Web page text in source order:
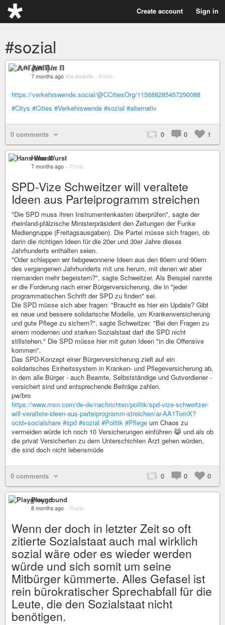
Create account Sign in
#sozial
⨇⋒ℾ╬ⅈℼ ℿ
7 months ago Via mobile – Public
https://verkehrswende.social/@CCitiesOrg/115888285457290088
#Citys #Cities #Verkehrswende #sozial #alternativ
0 comments 0 0 1
Hans Wurst
7 months ago – Public
SPD-Vize Schweitzer will veraltete
Ideen aus Parteiprogramm streichen
"Die SPD muss ihren Instrumentenkasten überprüfen", sagte der
rheinland-pfälzische Ministerpräsident den Zeitungen der Funke
Mediengruppe (Freitagsausgaben). Die Partei müsse sich fragen, ob
darin die richtigen Ideen für die 20er und 30er Jahre dieses
Jahrhunderts enthalten seien.
"Oder schleppen wir liebgewonnene Ideen aus den 80ern und 90ern
des vergangenen Jahrhunderts mit uns herum, mit denen wir aber
niemanden mehr begeistern?", sagte Schweitzer. Als Beispiel nannte
er die Forderung nach einer Bürgerversicherung, die in "jeder
programmatischen Schrift der SPD zu finden" sei.
Die SPD müsse sich aber fragen: "Braucht es hier ein Update? Gibt
es neue und bessere solidarische Modelle, um Krankenversicherung
und gute Pflege zu sichern?", sagte Schweitzer. "Bei den Fragen zu
einem modernen und starken Sozialstaat darf die SPD nicht
stillstehen." Die SPD müsse hier mit guten Ideen "in die Offensive
kommen".
Das SPD-Konzept einer Bürgerversicherung zielt auf ein
solidarisches Einheitssystem in Kranken- und Pflegeversicherung ab,
in dem alle Bürger - auch Beamte, Selbstständige und Gutverdiener -
versichert sind und entsprechende Beiträge zahlen.
pw/bro
https://www.msn.com/de-de/nachrichten/politik/spd-vize-schweitzer-
will-veraltete-ideen-aus-parteiprogramm-streichen/ar-AA1TornX?
ocid=socialshare #spd #sozial #Politik #Pflege um Chaos zu
vermeiden würde ich noch 10 Versicherungen einführen 😹 und als ob
die privat Versicherten zu dem Unterschichten Arzt gehen würden,
die sind doch nicht lebensmüde
0 comments 0 0 0
Playground
8 months ago – Public
Wenn der doch in letzter Zeit so oft
zitierte Sozialstaat auch mal wirklich
sozial wäre oder es wieder werden
würde und sich somit um seine
Mitbürger kümmerte. Alles Gefasel ist
rein bürokratischer Sprechabfall für die
Leute, die den Sozialstaat nicht
benötigen.